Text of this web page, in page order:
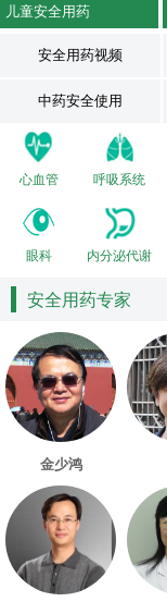
儿童安全用药
安全用药视频
中药安全使用
心血管 呼吸系统
眼科 内分泌代谢
安全用药专家
金少鸿